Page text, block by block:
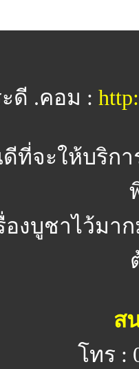
ดี .คอม :
ดีที่จะให้บริก
องบูชาไว้ม
ส
โทร :